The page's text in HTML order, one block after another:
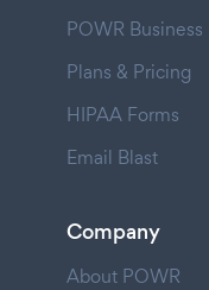
POWR Business
Plans & Pricing
HIPAA Forms
Email Blast
Company
About POWR